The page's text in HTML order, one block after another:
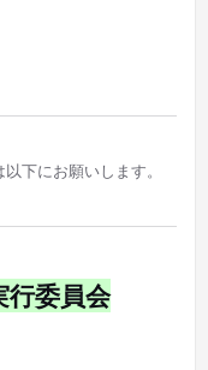
下にお願いします。
委員会